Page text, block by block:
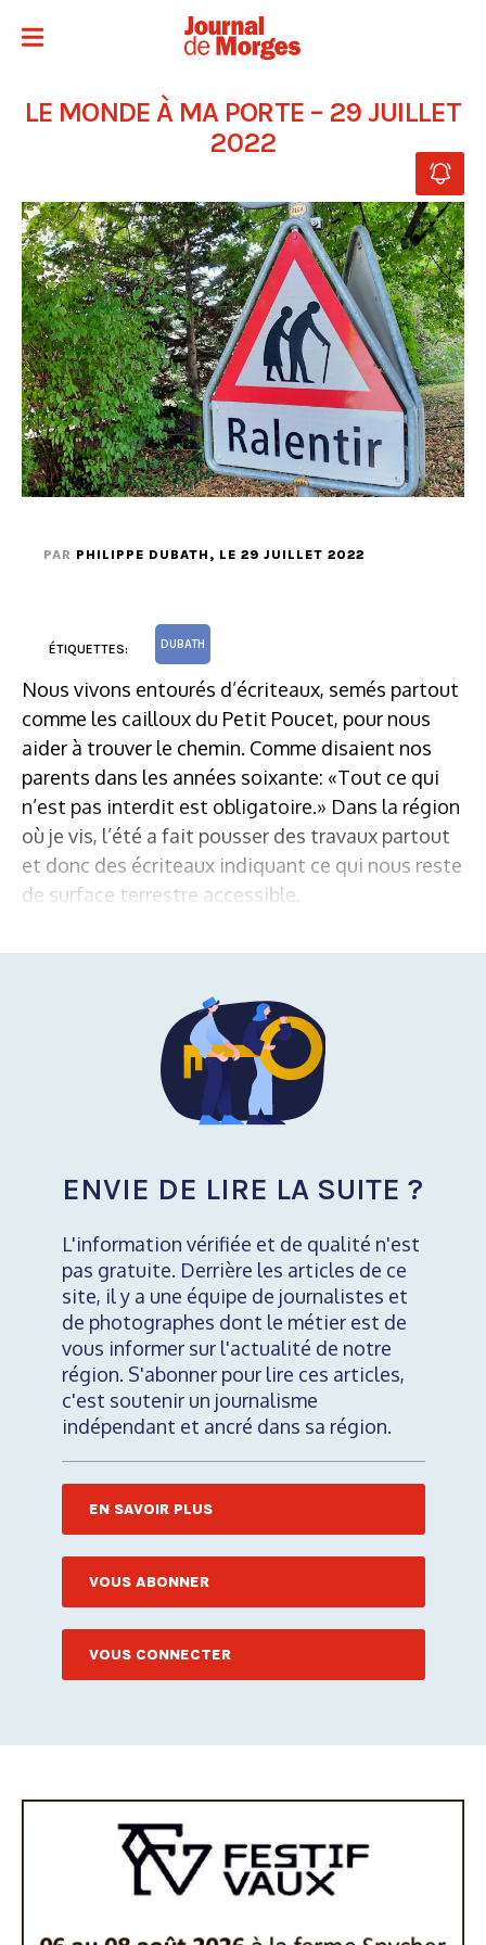
LE MONDE À MA PORTE – 29 JUILLET
2022
PAR PHILIPPE DUBATH , LE 29 JUILLET 2022
ÉTIQUETTES: DUBATH
Nous vivons entourés d’écriteaux, semés partout
comme les cailloux du Petit Poucet, pour nous
aider à trouver le chemin. Comme disaient nos
parents dans les années soixante: «Tout ce qui
n’est pas interdit est obligatoire.» Dans la région
où je vis, l’été a fait pousser des travaux partout
et donc des écriteaux indiquant ce qui nous reste
de surface terrestre accessible.
ENVIE DE LIRE LA SUITE ?
L'information vérifiée et de qualité n'est
pas gratuite. Derrière les articles de ce
site, il y a une équipe de journalistes et
de photographes dont le métier est de
vous informer sur l'actualité de notre
région. S'abonner pour lire ces articles,
c'est soutenir un journalisme
indépendant et ancré dans sa région.
EN SAVOIR PLUS
VOUS ABONNER
VOUS CONNECTER